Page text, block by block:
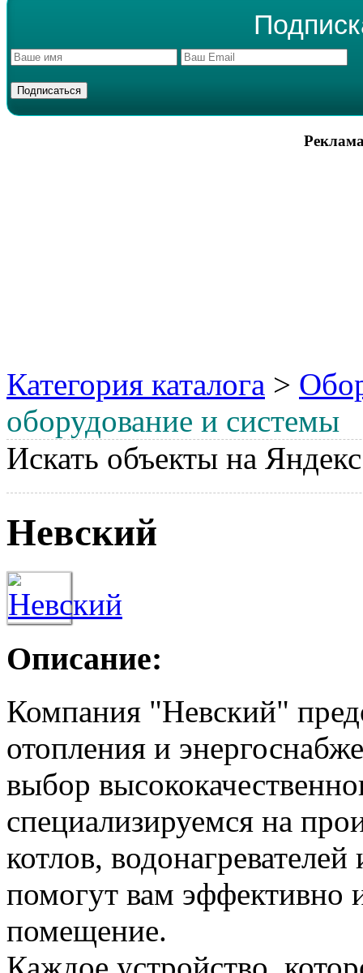
Категория каталога >
оборудование и системы
Искать объекты на
Невский
Описание:
Компания "Невский"
отопления и
выбор
специализируемся на
котлов,
помогут вам эффективно
помещение.